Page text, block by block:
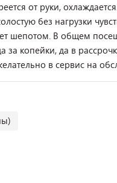
от руки,
без нагрузки
шепотом. В общем
копейки, да в
в сервис на